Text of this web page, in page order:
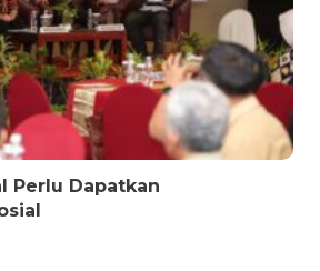
Perlu Dapatkan